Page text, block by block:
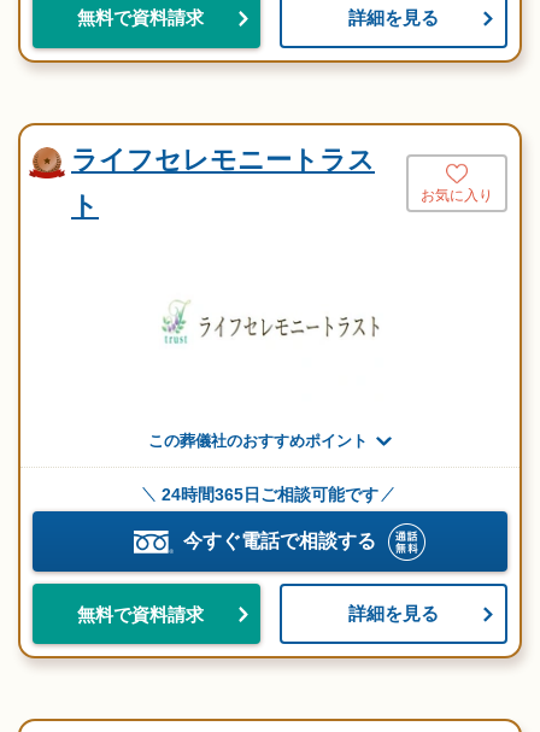
無料で資料請求 詳細を見る
ライフセレモニートラス
ト
お気に入り
この葬儀社のおすすめポイント
24時間365日ご相談可能です
今すぐ電話で相談する
無料で資料請求 詳細を見る